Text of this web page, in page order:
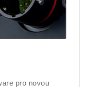
pro novou